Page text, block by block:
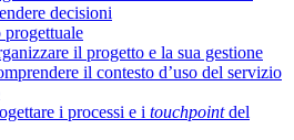
decisioni
progettuale
il progetto e la sua gestione
il contesto d’uso del servizio
i processi e i touchpointdel